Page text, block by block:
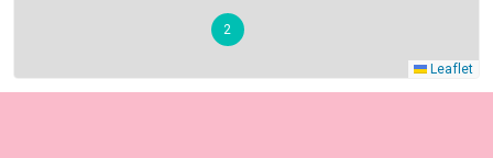
2
Leaflet
4
Leaflet